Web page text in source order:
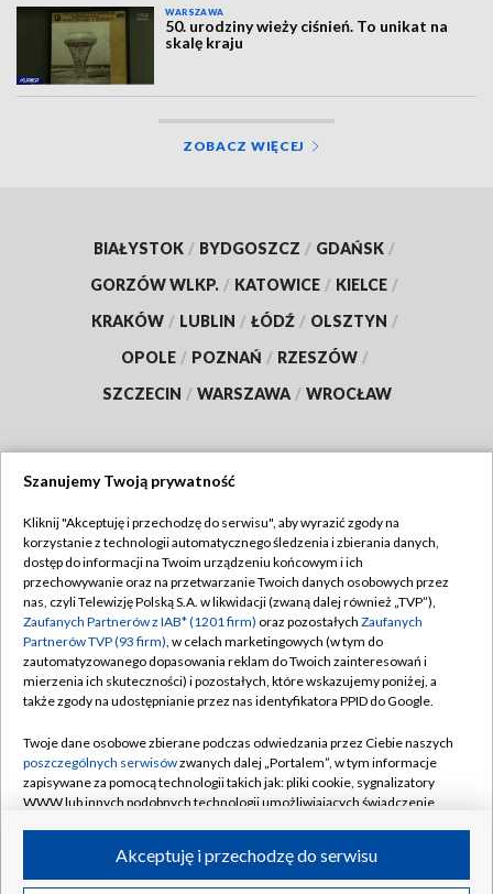
WARSZAWA
50. urodziny wieży ciśnień. To unikat na
skalę kraju
ZOBACZ WIĘCEJ
BIAŁYSTOK / BYDGOSZCZ / GDAŃSK /
GORZÓW WLKP. / KATOWICE / KIELCE /
KRAKÓW / LUBLIN / ŁÓDŹ / OLSZTYN /
OPOLE / POZNAŃ / RZESZÓW /
SZCZECIN / WARSZAWA / WROCŁAW
TVP
Abonament TVP
Emisja w TVP
Centrum informacji TVP
Naziemna Telewizja Cyfrowa
Rada Programowa
System NOS
Informacje o nadawcy
Program dla prasy
Regulamin TVP
Polityka prywatności
Moje zgody
Pomoc
Kontakt
Kanały
©2026 Telewizja Polska S.A. w likwidacji
Szanujemy Twoją prywatność
Kliknij "Akceptuję i przechodzę do serwisu", aby wyrazić zgody na
korzystanie z technologii automatycznego śledzenia i zbierania danych,
dostęp do informacji na Twoim urządzeniu końcowym i ich
przechowywanie oraz na przetwarzanie Twoich danych osobowych przez
nas, czyli Telewizję Polską S.A. w likwidacji (zwaną dalej również „TVP”),
Zaufanych Partnerów z IAB* (1201 firm) oraz pozostałych Zaufanych
Partnerów TVP (93 firm), w celach marketingowych (w tym do
zautomatyzowanego dopasowania reklam do Twoich zainteresowań i
mierzenia ich skuteczności) i pozostałych, które wskazujemy poniżej, a
także zgody na udostępnianie przez nas identyfikatora PPID do Google.
Twoje dane osobowe zbierane podczas odwiedzania przez Ciebie naszych
poszczególnych serwisówzwanych dalej „Portalem”, w tym informacje
zapisywane za pomocą technologii takich jak: pliki cookie, sygnalizatory
WWW lub innych podobnych technologii umożliwiających świadczenie
ruchu w Internecie.Akceptuję i przechodzę do serwisu